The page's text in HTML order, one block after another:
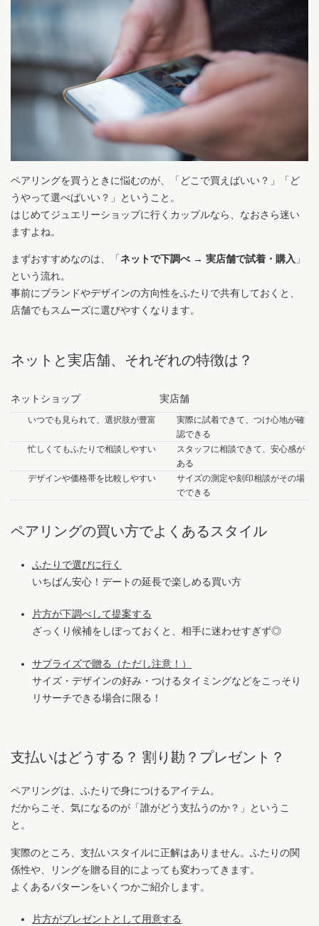
ペアリングを買うときに悩むのが、「どこで買えばいい？」「ど
うやって選べばいい？」ということ。
はじめてジュエリーショップに行くカップルなら、なおさら迷い
ますよね。
まずおすすめなのは、「ネットで下調べ → 実店舗で試着・購入 」
という流れ。
事前にブランドやデザインの方向性をふたりで共有しておくと、
店舗でもスムーズに選びやすくなります。
ネットと実店舗、それぞれの特徴は？
ネットショップ 実店舗
いつでも見られて、選択肢が豊富
実際に試着できて、つけ心地が確
認できる
忙しくてもふたりで相談しやすい
スタッフに相談できて、安心感が
ある
デザインや価格帯を比較しやすい
サイズの測定や刻印相談がその場
でできる
ペアリングの買い方でよくあるスタイル
ふたりで選びに行く
いちばん安心！デートの延長で楽しめる買い方
片方が下調べして提案する
ざっくり候補をしぼっておくと、相手に迷わせすぎず◎
サプライズで贈る（ただし注意！）
サイズ・デザインの好み・つけるタイミングなどをこっそり
リサーチできる場合に限る！
支払いはどうする？ 割り勘？プレゼント？
ペアリングは、ふたりで身につけるアイテム。
だからこそ、気になるのが「誰がどう支払うのか？」というこ
と。
実際のところ、支払いスタイルに正解はありません。ふたりの関
係性や、リングを贈る目的によっても変わってきます。
よくあるパターンをいくつかご紹介します。
片方がプレゼントとして用意する